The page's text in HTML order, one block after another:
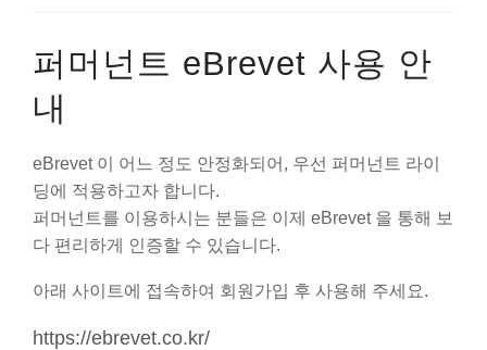
퍼머넌트 eBrevet 사용 안
내
eBrevet 이 어느 정도 안정화되어, 우선 퍼머넌트 라이
딩에 적용하고자 합니다.
퍼머넌트를 이용하시는 분들은 이제 eBrevet 을 통해 보
다 편리하게 인증할 수 있습니다.
아래 사이트에 접속하여 회원가입 후 사용해 주세요.
https://ebrevet.co.kr/